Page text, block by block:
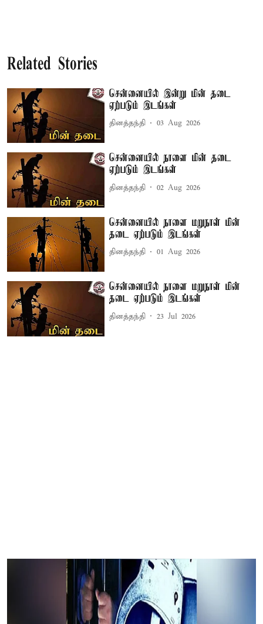
Related Stories
சென்னையில் இன்று மின் தடை
ஏற்படும் இடங்கள்
தினத்தந்தி 03 Aug 2026
சென்னையில் நாளை மின் தடை
ஏற்படும் இடங்கள்
தினத்தந்தி 02 Aug 2026
சென்னையில் நாளை மறுநாள் மின்
தடை ஏற்படும் இடங்கள்
தினத்தந்தி 01 Aug 2026
சென்னையில் நாளை மறுநாள் மின்
தடை ஏற்படும் இடங்கள்
தினத்தந்தி 23 Jul 2026